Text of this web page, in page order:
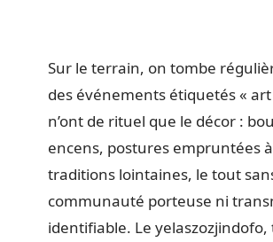
Sur le terrain, on tombe
des événements étiquetés «
n’ont de rituel que le décor :
encens, postures empruntées
traditions lointaines, le tout
communauté porteuse ni
identifiable. Le